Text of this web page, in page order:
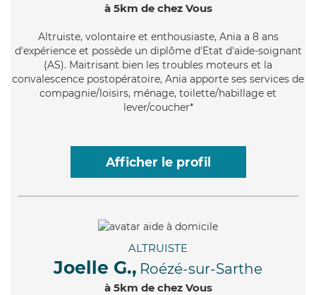
à 5km de chez Vous
Altruiste, volontaire et enthousiaste, Ania a 8 ans
d'expérience et possède un diplôme d'Etat d'aide-soignant
(AS). Maitrisant bien les troubles moteurs et la
convalescence postopératoire, Ania apporte ses services de
compagnie/loisirs, ménage, toilette/habillage et
lever/coucher*
Afficher le profil
ALTRUISTE
Joelle G., Roézé-sur-Sarthe
à 5km de chez Vous